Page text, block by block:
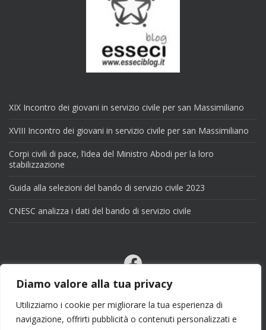
Diamo valore alla tua privacy
Utilizziamo i cookie per migliorare la tua esperienza di
navigazione, offrirti pubblicità o contenuti personalizzati e
XIX Incontro dei giovani in servizio civile per san Massimiliano
XVIII Incontro dei giovani in servizio civile per san Massimiliano
Corpi civili di pace, l’idea del Ministro Abodi per la loro
stabilizzazione
Guida alla selezioni del bando di servizio civile 2023
CNESC analizza i dati del bando di servizio civile
Facebook
Email
X